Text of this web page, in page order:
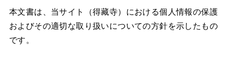
本文書は、当サイト（得藏寺）における個人情報の保護
およびその適切な取り扱いについての方針を示したもの
です。